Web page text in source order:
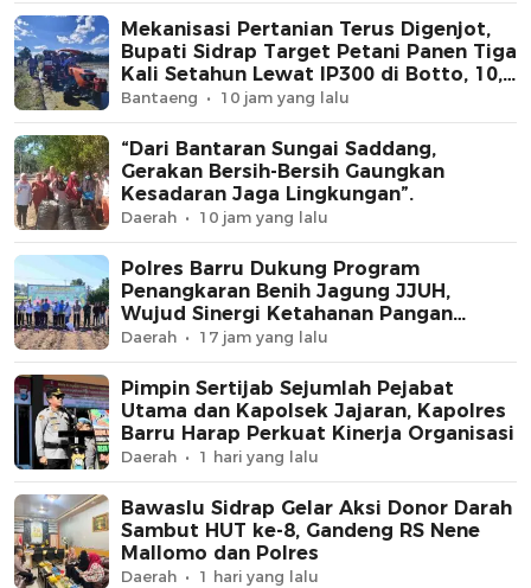
Mekanisasi Pertanian Terus Digenjot,
Bupati Sidrap Target Petani Panen Tiga
Kali Setahun Lewat IP300 di Botto, 10,5
Hektare Sawah Langsung Diolah
dengan Rotavator dan Traktor
Bantaeng 10 jam yang lalu
“Dari Bantaran Sungai Saddang,
Gerakan Bersih-Bersih Gaungkan
Kesadaran Jaga Lingkungan”.
Daerah 10 jam yang lalu
Polres Barru Dukung Program
Penangkaran Benih Jagung JJUH,
Wujud Sinergi Ketahanan Pangan
Nasional
Daerah 17 jam yang lalu
Pimpin Sertijab Sejumlah Pejabat
Utama dan Kapolsek Jajaran, Kapolres
Barru Harap Perkuat Kinerja Organisasi
Daerah 1 hari yang lalu
Bawaslu Sidrap Gelar Aksi Donor Darah
Sambut HUT ke-8, Gandeng RS Nene
Mallomo dan Polres
Daerah 1 hari yang lalu